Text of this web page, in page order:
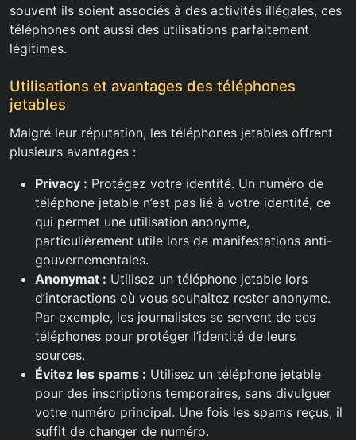
souvent ils soient associés à des activités illégales, ces
téléphones ont aussi des utilisations parfaitement
légitimes.
Utilisations et avantages des téléphones
jetables
Malgré leur réputation, les téléphones jetables offrent
plusieurs avantages :
Privacy : Protégez votre identité. Un numéro de
téléphone jetable n’est pas lié à votre identité, ce
qui permet une utilisation anonyme,
particulièrement utile lors de manifestations anti-
gouvernementales.
Anonymat : Utilisez un téléphone jetable lors
d’interactions où vous souhaitez rester anonyme.
Par exemple, les journalistes se servent de ces
téléphones pour protéger l’identité de leurs
sources.
Évitez les spams : Utilisez un téléphone jetable
pour des inscriptions temporaires, sans divulguer
votre numéro principal. Une fois les spams reçus, il
suffit de changer de numéro.